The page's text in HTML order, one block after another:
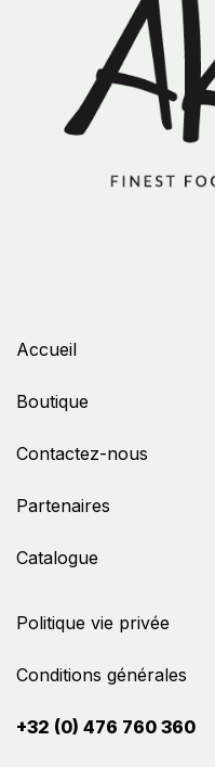
Politique vie privée
Conditions générales
+32 (0) 476 760 360
Accueil
Boutique
Contactez-nous
Partenaires
Catalogue